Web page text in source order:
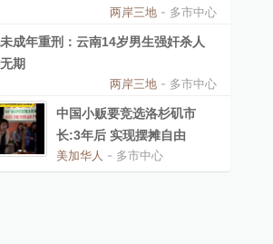
两岸三地 - 多市中心
成年重刑：云南14岁男生强奸杀人
期
两岸三地 - 多市中心
中国小贩要竞选洛杉矶市
长:3年后 实现摆摊自由
美加华人 - 多市中心